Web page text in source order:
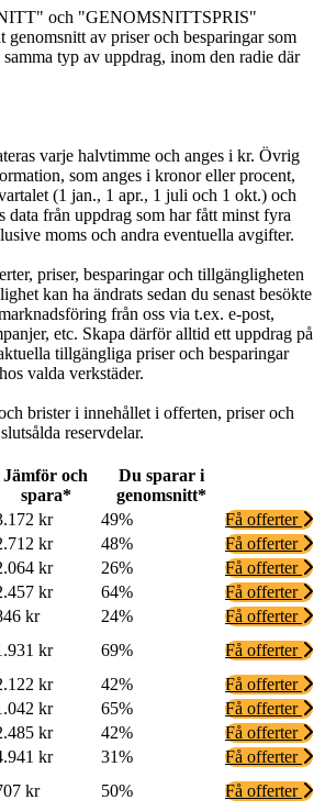
och "GENOMSNITTSPRIS"
genomsnitt av priser och besparingar som
typ av uppdrag, inom den radie där
varje halvtimme och anges i kr. Övrig
som anges i kronor eller procent,
(1 jan., 1 apr., 1 juli och 1 okt.) och
data från uppdrag som har fått minst fyra
moms och andra eventuella avgifter.
priser, besparingar och tillgängligheten
kan ha ändrats sedan du senast besökte
från oss via t.ex. e-post,
etc. Skapa därför alltid ett uppdrag på
tillgängliga priser och besparingar
valda verkstäder.
brister i innehållet i offerten, priser och
reservdelar.
Jämför och
spara*
Du sparar i
genomsnitt*
kr 49%
Få offerter
kr 48%
Få offerter
kr 26%
Få offerter
kr 64%
Få offerter
kr 24%
Få offerter
kr 69%
Få offerter
kr 42%
Få offerter
kr 65%
Få offerter
kr 42%
Få offerter
kr 31%
Få offerter
kr 50%
Få offerter